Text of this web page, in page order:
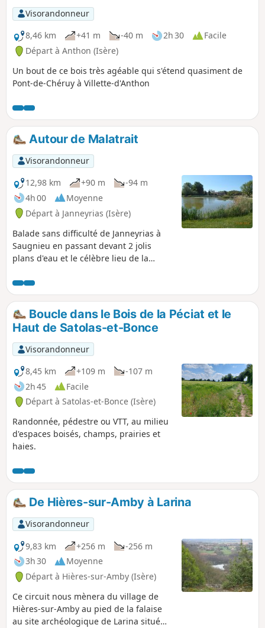
Visorandonneur
8,46 km
+41 m -40 m 2h 30
Facile
Départ à Anthon (Isère)
Un bout de ce bois très agéable qui s'étend quasiment de
Pont-de-Chéruy à Villette-d'Anthon
Autour de Malatrait
Visorandonneur
12,98 km
+90 m
-94 m
4h 00
Moyenne
Départ à Janneyrias (Isère)
Balade sans difficulté de Janneyrias à
Saugnieu en passant devant 2 jolis
plans d'eau et le célèbre lieu de la
Boucle dans le Bois de la Péciat et le
Haut de Satolas-et-Bonce
Visorandonneur
8,45 km
+109 m
-107 m
2h 45
Facile
Départ à Satolas-et-Bonce (Isère)
Randonnée, pédestre ou VTT, au milieu
d'espaces boisés, champs, prairies et
haies.
De Hières-sur-Amby à Larina
Visorandonneur
9,83 km
+256 m
-256 m
3h 30
Moyenne
Départ à Hières-sur-Amby (Isère)
Ce circuit nous mènera du village de
Hières-sur-Amby au pied de la falaise
au site archéologique de Larina situé